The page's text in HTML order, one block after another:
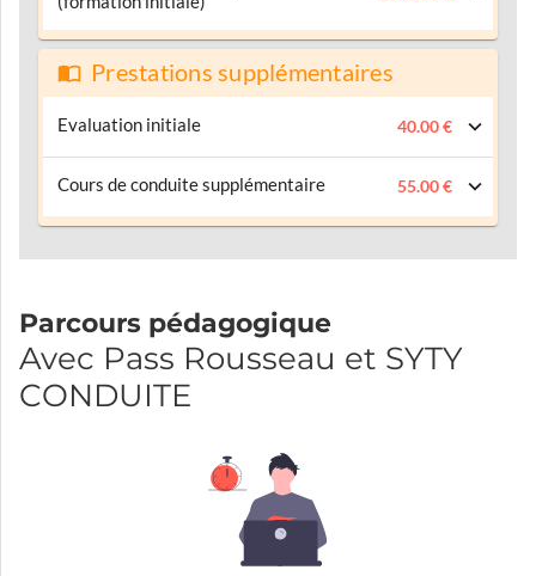
Prestations supplémentaires
Evaluation initiale 40.00 €
Cours de conduite supplémentaire 55.00 €
Parcours pédagogique
Avec Pass Rousseau et SYTY
CONDUITE